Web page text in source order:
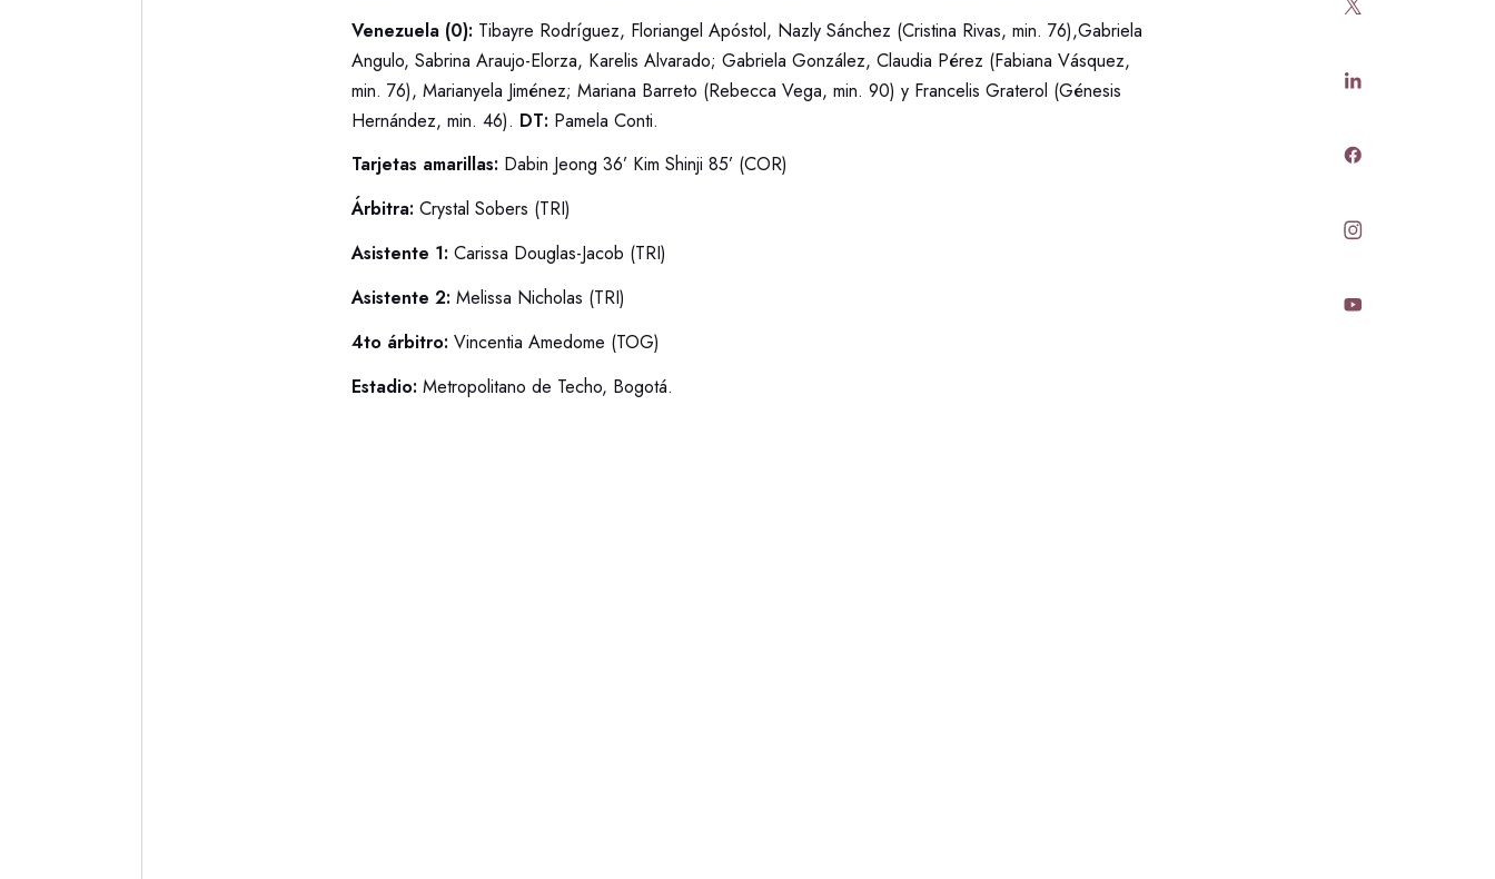
Venezuela (0): Tibayre Rodríguez, Floriangel Apóstol, Nazly Sánchez (Cristina Rivas, min. 76),Gabriela
Angulo, Sabrina Araujo-Elorza, Karelis Alvarado; Gabriela González, Claudia Pérez (Fabiana Vásquez,
min. 76), Marianyela Jiménez; Mariana Barreto (Rebecca Vega, min. 90) y Francelis Graterol (Génesis
Hernández, min. 46). DT: Pamela Conti.
Tarjetas amarillas: Dabin Jeong 36’ Kim Shinji 85’ (COR)
Árbitra: Crystal Sobers (TRI)
Asistente 1: Carissa Douglas-Jacob (TRI)
Asistente 2: Melissa Nicholas (TRI)
4to árbitro: Vincentia Amedome (TOG)
Estadio: Metropolitano de Techo, Bogotá.